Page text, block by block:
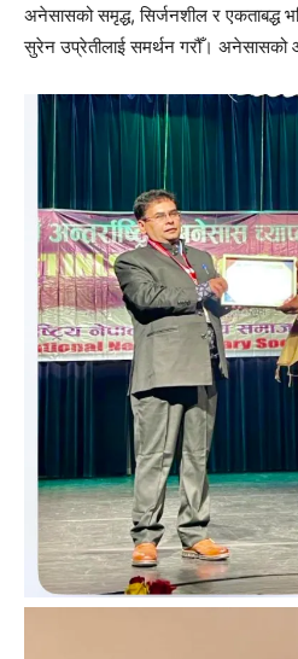
अनेसासको समृद्ध, सिर्जनशील र एकताबद्ध
सुरेन उप्रेतीलाई समर्थन गरौँ। अनेसासको